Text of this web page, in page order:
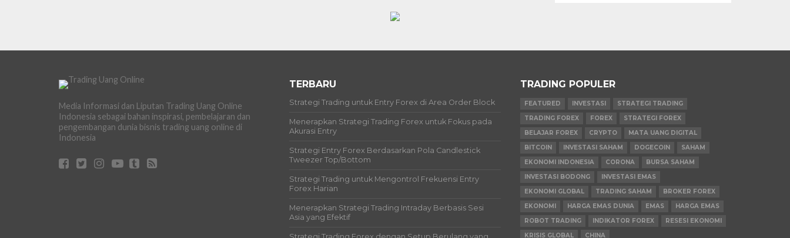
Media Informasi dan Liputan Trading Uang Online
Indonesia sebagai bahan inspirasi, pembelajaran dan
pengembangan dunia bisnis trading uang online di
Indonesia
TERBARU
Strategi Trading untuk Entry Forex di Area Order Block
Menerapkan Strategi Trading Forex untuk Fokus pada
Akurasi Entry
Strategi Entry Forex Berdasarkan Pola Candlestick
Tweezer Top/Bottom
Strategi Trading untuk Mengontrol Frekuensi Entry
Forex Harian
Menerapkan Strategi Trading Intraday Berbasis Sesi
Asia yang Efektif
TRADING POPULER
FEATURED INVESTASI
STRATEGI TRADING
TRADING FOREX
FOREX
STRATEGI FOREX
BELAJAR FOREX
CRYPTO
MATA UANG DIGITAL
BITCOIN
INVESTASI SAHAM DOGECOIN
SAHAM
EKONOMI INDONESIA
CORONA
BURSA SAHAM
INVESTASI BODONG
INVESTASI EMAS
EKONOMI GLOBAL
TRADING SAHAM
BROKER FOREX
EKONOMI
HARGA EMAS DUNIA EMAS
HARGA EMAS
ROBOT TRADING
INDIKATOR FOREX
RESESI EKONOMI
KRISIS GLOBAL
CHINA